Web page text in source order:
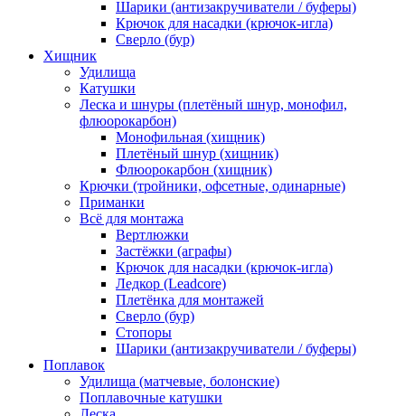
Шарики (антизакручиватели / буферы)
Крючок для насадки (крючок-игла)
Сверло (бур)
Хищник
Удилища
Катушки
Леска и шнуры (плетёный шнур, монофил,
флюорокарбон)
Монофильная (хищник)
Плетёный шнур (хищник)
Флюорокарбон (хищник)
Крючки (тройники, офсетные, одинарные)
Приманки
Всё для монтажа
Вертлюжки
Застёжки (аграфы)
Крючок для насадки (крючок-игла)
Ледкор (Leadcore)
Плетёнка для монтажей
Сверло (бур)
Стопоры
Шарики (антизакручиватели / буферы)
Поплавок
Удилища (матчевые, болонские)
Поплавочные катушки